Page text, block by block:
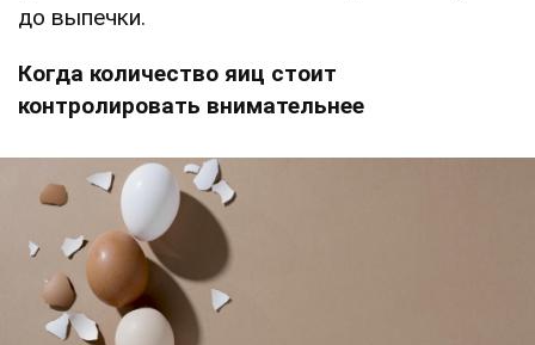
до выпечки.
Когда количество яиц стоит
контролировать внимательнее